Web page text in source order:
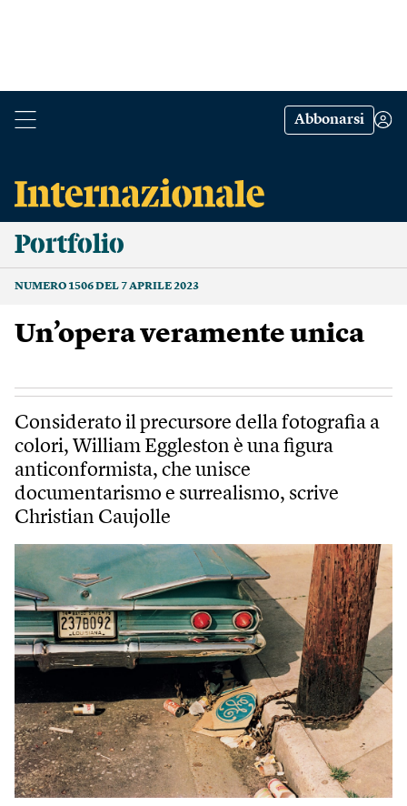
Abbonarsi
Portfolio
NUMERO 1506 DEL 7 APRILE 2023
Un’opera veramente unica
Considerato il precursore della fotografia a
colori, William Eggleston è una figura
anticonformista, che unisce
documentarismo e surrealismo, scrive
Christian Caujolle